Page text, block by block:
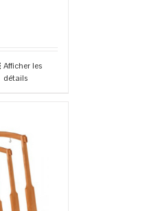
Afficher les
détails